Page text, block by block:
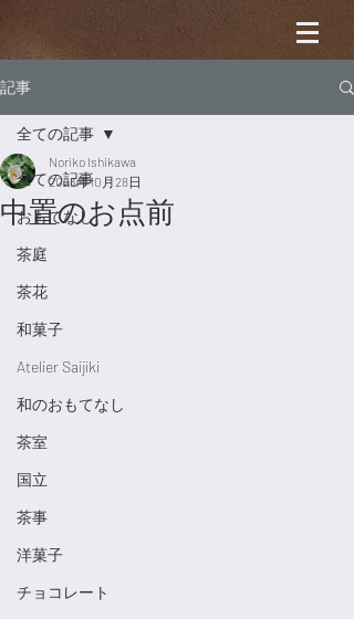
記事
全ての記事
おもてなし
茶庭
茶花
和菓子
Atelier Saijiki
和のおもてなし
茶室
国立
茶事
洋菓子
チョコレート
全ての記事
中置のお点前
Noriko Ishikawa
2023年10月28日